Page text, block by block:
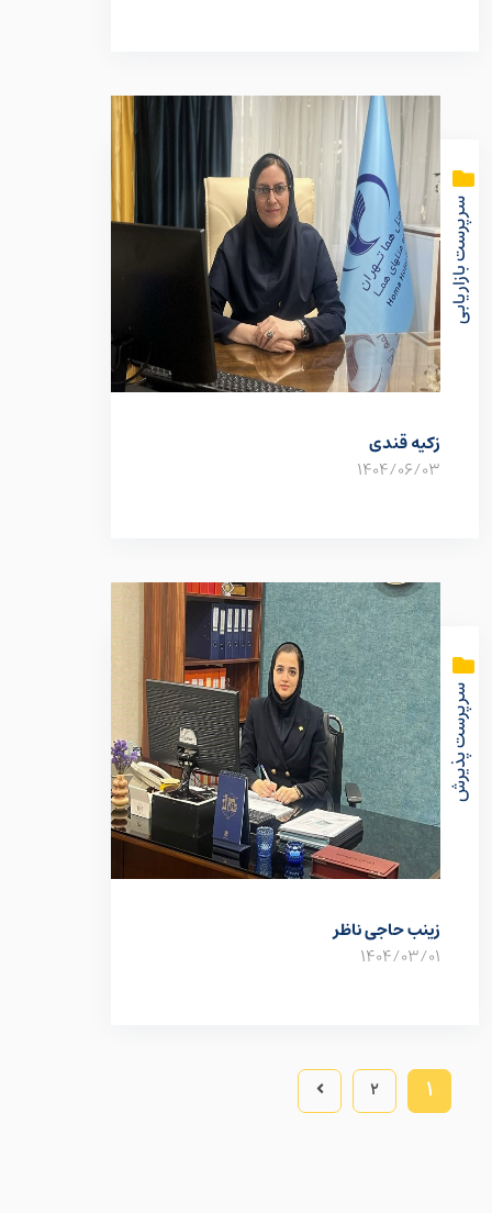
سرپرست بازاریابی
زکیه قندی
1404/06/03
سرپرست پذیرش
زینب حاجی ناظر
1404/03/01
1
2